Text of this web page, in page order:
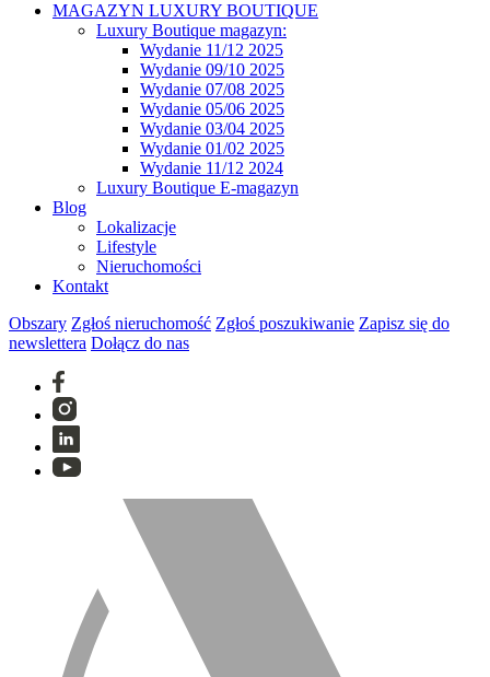
MAGAZYN LUXURY BOUTIQUE
Luxury Boutique magazyn:
Wydanie 11/12 2025
Wydanie 09/10 2025
Wydanie 07/08 2025
Wydanie 05/06 2025
Wydanie 03/04 2025
Wydanie 01/02 2025
Wydanie 11/12 2024
Luxury Boutique E-magazyn
Blog
Lokalizacje
Lifestyle
Nieruchomości
Kontakt
Obszary Zgłoś nieruchomość Zgłoś poszukiwanie Zapisz się do
newslettera Dołącz do nas